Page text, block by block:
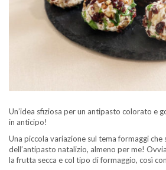
Un’idea sfiziosa per un antipasto colorato e
in anticipo!
Una piccola variazione sul tema formaggi
dell’antipasto natalizio, almeno per me!
la frutta secca e col tipo di formaggio, così